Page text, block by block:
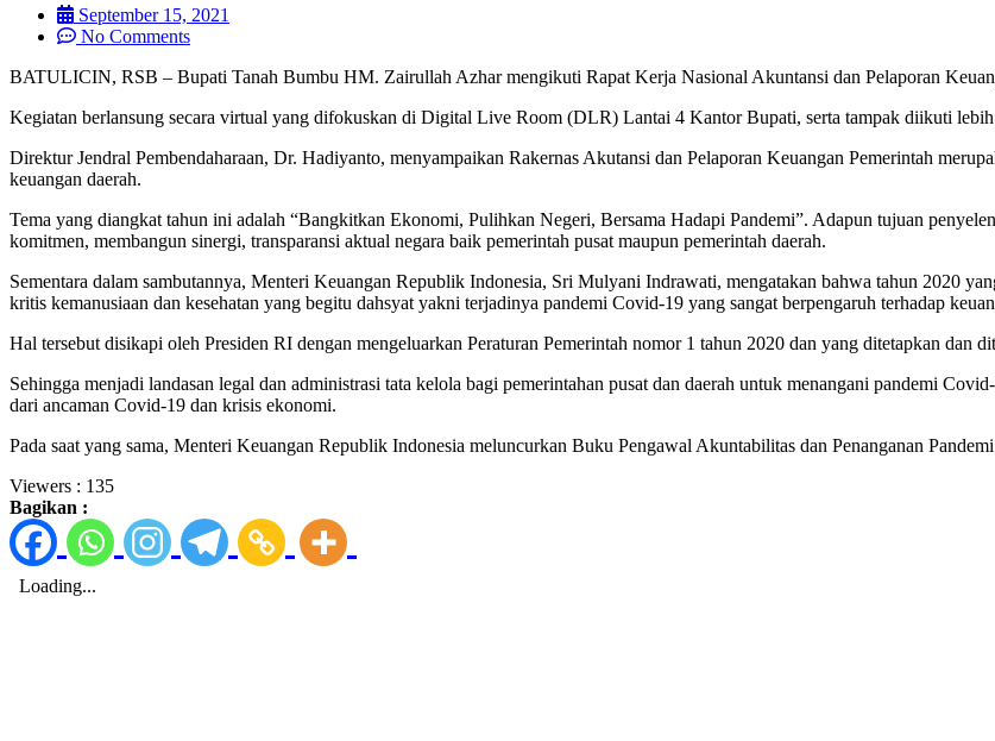
September 15, 2021
No Comments
BATULICIN, RSB – Bupati Tanah Bumbu HM. Zairullah Azhar mengikuti Rapat Kerja Nasional Akuntansi dan Pelaporan
Kegiatan berlansung secara virtual yang difokuskan di Digital Live Room (DLR) Lantai 4 Kantor Bupati, serta tampak diikuti
Direktur Jendral Pembendaharaan, Dr. Hadiyanto, menyampaikan Rakernas Akutansi dan Pelaporan Keuangan Pemerintah
keuangan daerah.
Tema yang diangkat tahun ini adalah “Bangkitkan Ekonomi, Pulihkan Negeri, Bersama Hadapi Pandemi”. Adapun tujuan
komitmen, membangun sinergi, transparansi aktual negara baik pemerintah pusat maupun pemerintah daerah.
Sementara dalam sambutannya, Menteri Keuangan Republik Indonesia, Sri Mulyani Indrawati, mengatakan bahwa tahun 2020
kritis kemanusiaan dan kesehatan yang begitu dahsyat yakni terjadinya pandemi Covid-19 yang sangat berpengaruh terhadap
Hal tersebut disikapi oleh Presiden RI dengan mengeluarkan Peraturan Pemerintah nomor 1 tahun 2020 dan yang ditetapkan dan
Sehingga menjadi landasan legal dan administrasi tata kelola bagi pemerintahan pusat dan daerah untuk menangani pandemi
dari ancaman Covid-19 dan krisis ekonomi.
Pada saat yang sama, Menteri Keuangan Republik Indonesia meluncurkan Buku Pengawal Akuntabilitas dan Penanganan
Viewers : 135
Bagikan :